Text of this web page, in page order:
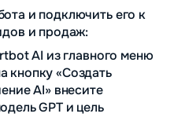
и подключить его к
и продаж:
AI из главного меню
кнопку «Создать
AI» внесите
GPT и цель